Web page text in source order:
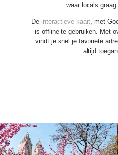
waar locals graag
De interactieve kaart, met
is offline te gebruiken. Met
vindt je snel je favoriete
altijd